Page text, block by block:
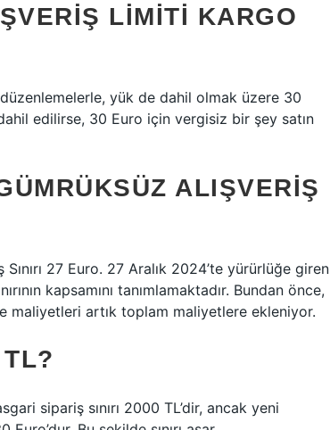
LIMITI KARGO
yük de dahil olmak üzere 30
edilirse, 30 Euro için vergisiz bir şey satın
ALIŞVERIŞ
27 Euro. 27 Aralık 2024’te yürürlüğe giren
kapsamını tanımlamaktadır. Bundan önce,
maliyetleri artık toplam maliyetlere ekleniyor.
sipariş sınırı 2000 TL’dir, ancak yeni